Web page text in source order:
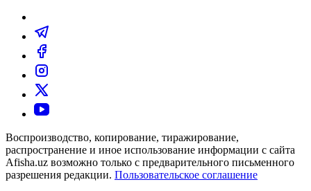
Воспроизводство, копирование, тиражирование,
распространение и иное использование информации с сайта
Afisha.uz возможно только с предварительного письменного
разрешения редакции. Пользовательское соглашение